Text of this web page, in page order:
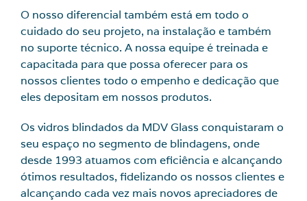
O nosso diferencial também está em todo o
cuidado do seu projeto, na instalação e também
no suporte técnico. A nossa equipe é treinada e
capacitada para que possa oferecer para os
nossos clientes todo o empenho e dedicação que
eles depositam em nossos produtos.
Os vidros blindados da MDV Glass conquistaram o
seu espaço no segmento de blindagens, onde
desde 1993 atuamos com eficiência e alcançando
ótimos resultados, fidelizando os nossos clientes e
alcançando cada vez mais novos apreciadores de